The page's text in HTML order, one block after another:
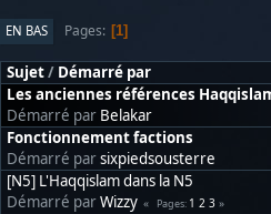
EN BAS Pages 1
Sujet/ Démarré par
Les anciennes références
Démarré par Belakar
Fonctionnement factions
Démarré parsixpiedsousterre
[N5] L'Haqqislam dans la N5
Démarré parWizzy Pages 1 2 3